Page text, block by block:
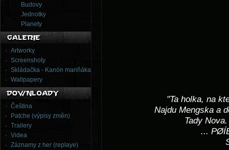
Budovy
Jednotky
Planety
Artworky
Screenshoty
Skládačka - Kanón mariňáka
Wallpapery
Čeština
Patche (výpisy změn)
Trailery
Videa
Záznamy z her (replaye)
"Ta holka, na
Najdu Mengska a
Tady
...